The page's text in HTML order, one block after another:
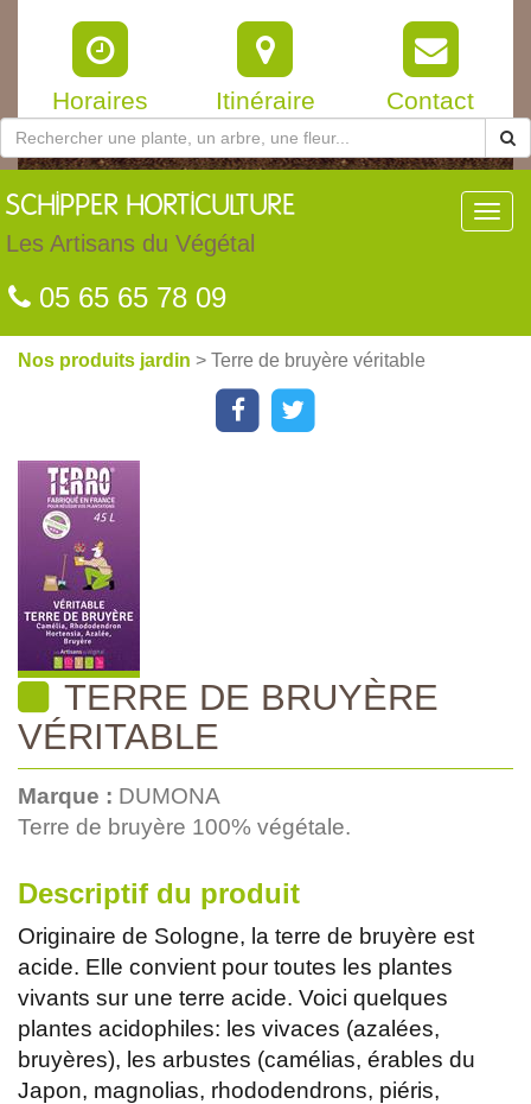
Horaires Itinéraire Contact
SCHIPPER HORTICULTURE
Les Artisans du Végétal
05 65 65 78 09
Nos produits jardin > Terre de bruyère véritable
TERRE DE BRUYÈRE
VÉRITABLE
Marque : DUMONA
Terre de bruyère 100% végétale.
Descriptif du produit
Originaire de Sologne, la terre de bruyère est
acide. Elle convient pour toutes les plantes
vivants sur une terre acide. Voici quelques
plantes acidophiles: les vivaces (azalées,
bruyères), les arbustes (camélias, érables du
Japon, magnolias, rhododendrons, piéris,